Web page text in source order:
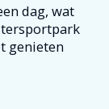
dag, wat
genieten